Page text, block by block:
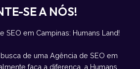
SE A NÓS!
SEO em Campinas: Humans Land!
de uma Agência de SEO em
faça a diferença, a Humans